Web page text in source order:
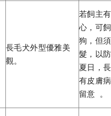
長毛犬外型優雅美
觀。
若飼主
心，可
狗，但
髮，以
夏日，
有皮膚
留意
。